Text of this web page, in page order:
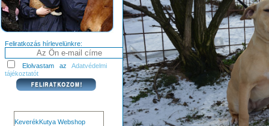
Feliratkozás hírlevelünkre:
Elolvastam az Adatvédelmi
tájékoztatót
KeverékKutya Webshop